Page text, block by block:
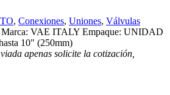
, Conexiones, Uniones, Válvulas
VAE ITALY Empaque: UNIDAD
10" (250mm)
apenas solicite la cotización,